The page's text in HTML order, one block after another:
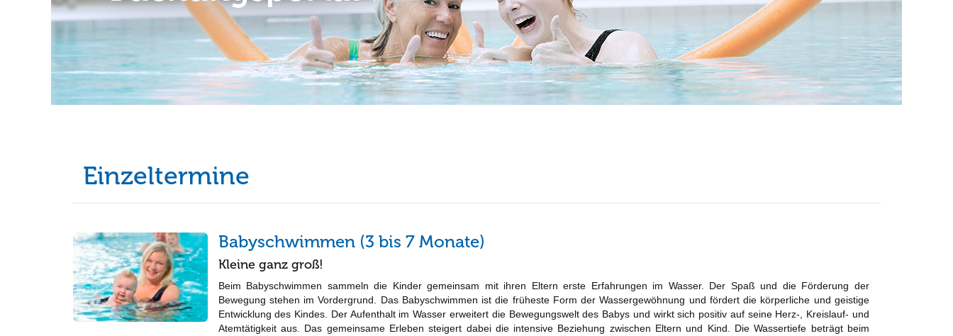
Einzeltermine
Babyschwimmen (3 bis 7 Monate)
Kleine ganz groß!
Beim Babyschwimmen sammeln die Kinder gemeinsam mit ihren Eltern erste Erfahrungen im Wasser. Der Spaß und die Förderung der
Bewegung stehen im Vordergrund. Das Babyschwimmen ist die früheste Form der Wassergewöhnung und fördert die körperliche und geistige
Entwicklung des Kindes. Der Aufenthalt im Wasser erweitert die Bewegungswelt des Babys und wirkt sich positiv auf seine Herz-, Kreislauf- und
Atemtätigkeit aus. Das gemeinsame Erleben steigert dabei die intensive Beziehung zwischen Eltern und Kind. Die Wassertiefe beträgt beim